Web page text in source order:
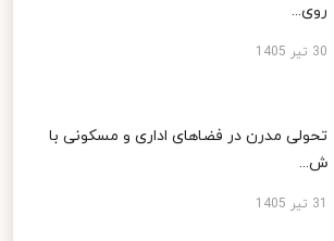
روی...
30 تیر 1405
تحولی مدرن در فضاهای اداری و مسکونی با
ش...